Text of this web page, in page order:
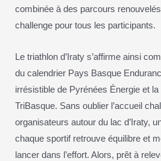
combinée à des parcours
challenge pour tous les participants.
Le triathlon d’Iraty s’affirme ainsi
du calendrier Pays Basque
irrésistible de Pyrénées Énergie et
TriBasque. Sans oublier l’accueil
organisateurs autour du lac d’Iraty,
chaque sportif retrouve équilibre et
lancer dans l’effort. Alors, prêt à